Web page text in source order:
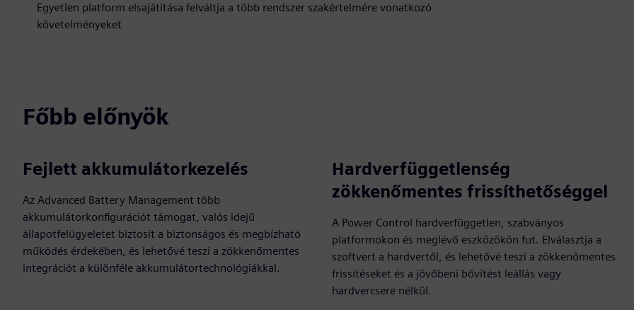
Egyetlen platform elsajátítása felváltja a több rendszer szakértelmére vonatkozó
követelményeket
Főbb előnyök
Fejlett akkumulátorkezelés
Az Advanced Battery Management több
akkumulátorkonfigurációt támogat, valós idejű
állapotfelügyeletet biztosít a biztonságos és megbízható
működés érdekében, és lehetővé teszi a zökkenőmentes
integrációt a különféle akkumulátortechnológiákkal.
Hardverfüggetlenség
zökkenőmentes frissíthetőséggel
A Power Control hardverfüggetlen, szabványos
platformokon és meglévő eszközökön fut. Elválasztja a
szoftvert a hardvertől, és lehetővé teszi a zökkenőmentes
frissítéseket és a jövőbeni bővítést leállás vagy
hardvercsere nélkül.